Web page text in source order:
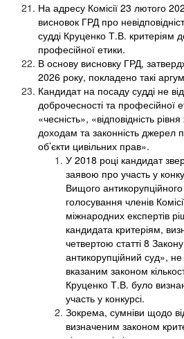
На адресу Комісії 23 лютого
висновок ГРД про
судді Круценко Т.В. критеріям
професійної етики.
В основу висновку ГРД,
2026 року, покладено такі
Кандидат на посаду судді не
доброчесності та професійної
«чесність», «відповідність
доходам та законність джерел
об’єкти цивільних прав».
У 2018 році кандидат
заявою про участь у
Вищого
голосування членів
міжнародних експертів
кандидата критеріям,
четвертою статті 8
антикорупційний суд»,
вказаним законом
Круценко Т.В. було
участь у конкурсі.
Зокрема, сумніви щодо
визначеним законом